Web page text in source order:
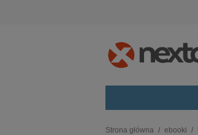
Strona główna ebooki